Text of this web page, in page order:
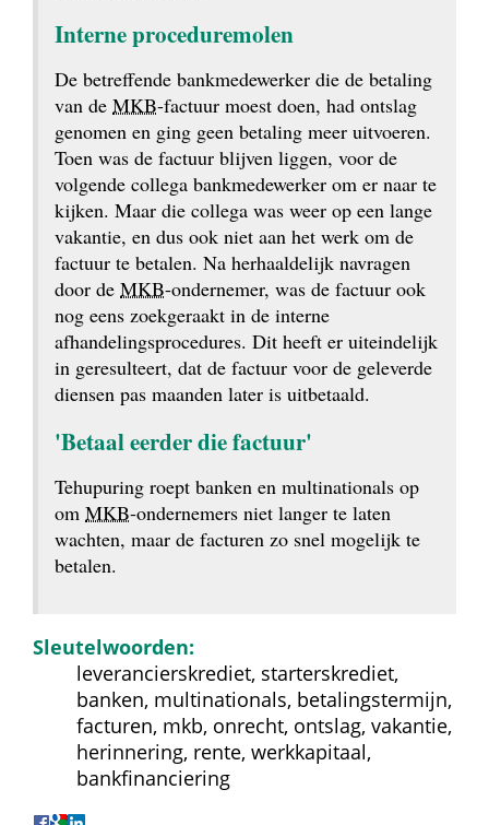
Interne procedure­molen
De betreffende bankmedewerker die de betaling
van de MKB-factuur moest doen, had ontslag
genomen en ging geen betaling meer uitvoeren.
Toen was de factuur blijven liggen, voor de
volgende collega bankmedewerker om er naar te
kijken. Maar die collega was weer op een lange
vakantie, en dus ook niet aan het werk om de
factuur te betalen. Na herhaaldelijk navragen
door de MKB-ondernemer, was de factuur ook
nog eens zoekgeraakt in de interne
afhandelings­procedures. Dit heeft er uiteindelijk
in geresulteert, dat de factuur voor de geleverde
diensen pas maanden later is uitbetaald.
'Betaal eerder die factuur'
Tehupuring roept banken en multinationals op
om MKB-ondernemers niet langer te laten
wachten, maar de facturen zo snel mogelijk te
betalen.
Sleutelwoorden:
leverancierskrediet, starterskrediet,
banken, multinationals, betalingstermijn,
facturen, mkb, onrecht, ontslag, vakantie,
herinnering, rente, werkkapitaal,
bankfinanciering